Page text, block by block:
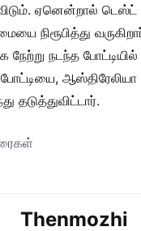
ஏனென்றால் டெஸ்ட்
நிரூபித்து
நேற்று நடந்த
ஆஸ்திரேலியா
தடுத்துவிட்டார்.
Thenmozhi